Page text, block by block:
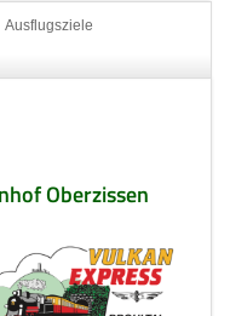
Ausflugsziele
Oberzissen